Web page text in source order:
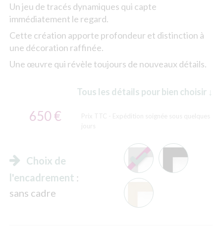
Un jeu de tracés dynamiques qui capte
immédiatement le regard.
Cette création apporte profondeur et distinction à
une décoration raffinée.
Une œuvre qui révèle toujours de nouveaux détails.
Tous les détails pour bien choisir ↓
650 € Prix TTC
- Expédition soignée sous quelques
jours
Choix de
l'encadrement :
sans cadre